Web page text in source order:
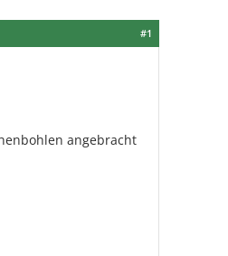
#1
angebracht